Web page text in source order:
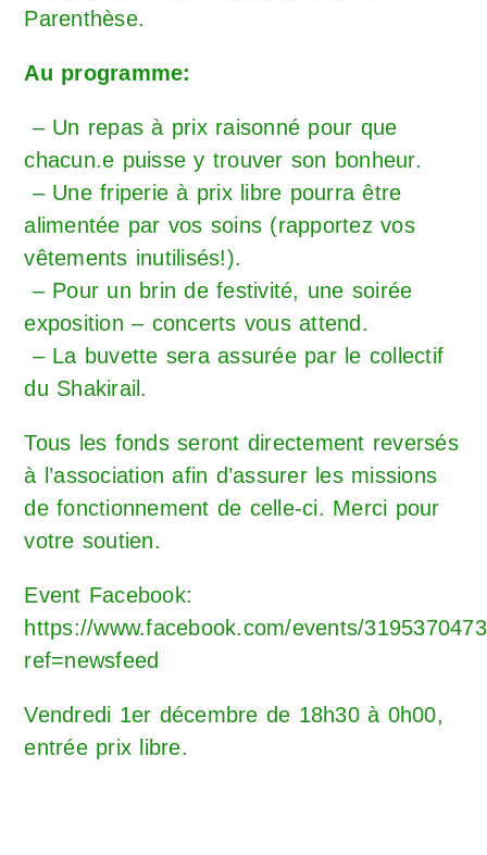
Parenthèse.
Au programme:
– Un repas à prix raisonné pour que
chacun.e puisse y trouver son bonheur.
– Une friperie à prix libre pourra être
alimentée par vos soins (rapportez vos
vêtements inutilisés!).
– Pour un brin de festivité, une soirée
exposition – concerts vous attend.
– La buvette sera assurée par le collectif
du Shakirail.
Tous les fonds seront directement reversés
à l’association afin d’assurer les missions
de fonctionnement de celle-ci. Merci pour
votre soutien.
Event Facebook:
https://www.facebook.com/events/
ref=newsfeed
Vendredi 1er décembre de 18h30 à 0h00,
entrée prix libre.